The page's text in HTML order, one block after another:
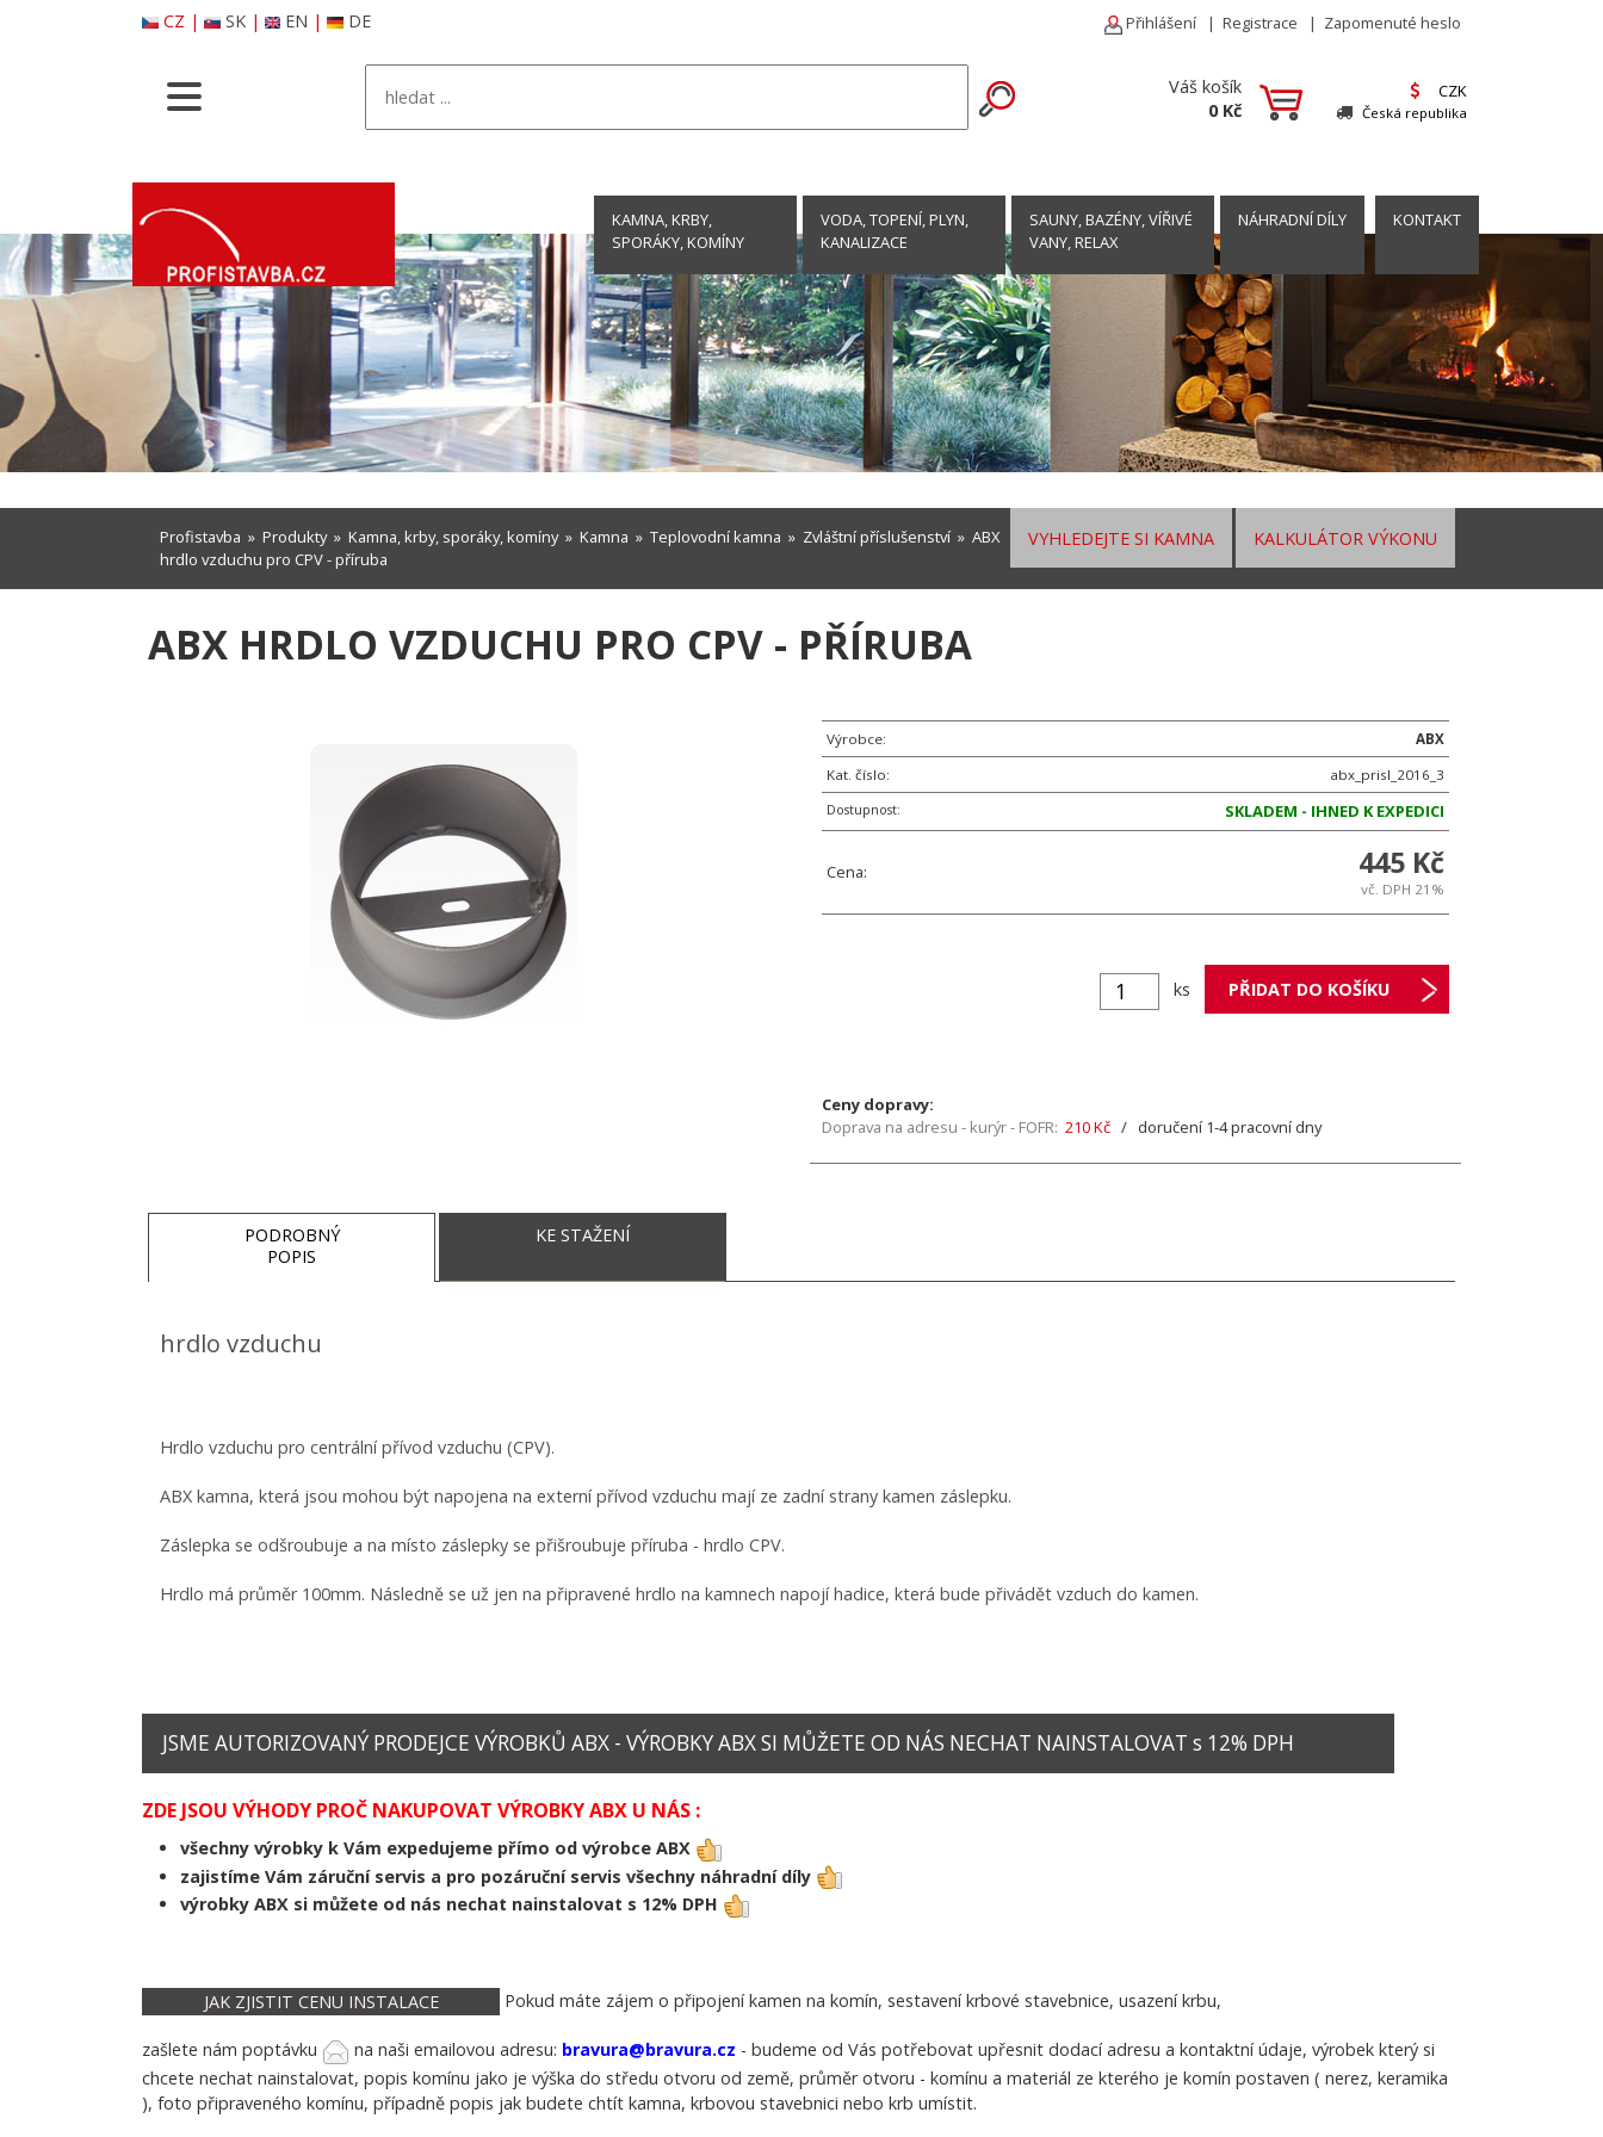
CZ | SK| EN | DE Přihlášení | Registrace | Zapomenuté heslo
Váš košík
0 Kč
CZK
Česká republika
KAMNA, KRBY,
SPORÁKY, KOMÍNY
VODA, TOPENÍ, PLYN,
KANALIZACE
SAUNY, BAZÉNY, VÍŘIVÉ
VANY, RELAX
NÁHRADNÍ DÍLY KONTAKT
KALKULÁTOR VÝKONU
VYHLEDEJTE SI KAMNA
Profistavba » Produkty» Kamna, krby, sporáky, komíny» Kamna » Teplovodní kamna » Zvláštní příslušenství » ABX
hrdlo vzduchu pro CPV - příruba
ABX HRDLO VZDUCHU PRO CPV - PŘÍRUBA
Výrobce:
ABX
Kat. číslo:
abx_prisl_2016_3
Dostupnost:
SKLADEM - IHNED K EXPEDICI
Cena: 445 Kč
vč. DPH 21%
ks
Ceny dopravy:
Doprava na adresu - kurýr - FOFR: 210 Kč / doručení 1-4 pracovní dny
PODROBNÝ
POPIS
KE STAŽENÍ
hrdlo vzduchu
Hrdlo vzduchu pro centrální přívod vzduchu (CPV).
ABX kamna, která jsou mohou být napojena na externí přívod vzduchu mají ze zadní strany kamen záslepku.
Záslepka se odšroubuje a na místo záslepky se přišroubuje příruba - hrdlo CPV.
Hrdlo má průměr 100mm. Následně se už jen na připravené hrdlo na kamnech napojí hadice, která bude přivádět vzduch do kamen.
JSME AUTORIZOVANÝ PRODEJCE VÝROBKŮ ABX - VÝROBKY ABX SI MŮŽETE OD NÁS NECHAT NAINSTALOVAT s 12% DPH
ZDE JSOU VÝHODY PROČ NAKUPOVAT VÝROBKY ABX U NÁS :
všechny výrobky k Vám expedujeme přímo od výrobce ABX
zajistíme Vám záruční servis a pro pozáruční servis všechny náhradní díly
výrobky ABX si můžete od nás nechat nainstalovat s 12% DPH
JAK ZJISTIT CENU INSTALACE Pokud máte zájem o připojení kamen na komín, sestavení krbové stavebnice, usazení krbu,
zašlete nám poptávku na naši emailovou adresu: bravura@bravura.cz - budeme od Vás potřebovat upřesnit dodací adresu a kontaktní údaje, výrobek který si
chcete nechat nainstalovat, popis komínu jako je výška do středu otvoru od země, průměr otvoru - komínu a materiál ze kterého je komín postaven ( nerez, keramika
), foto připraveného komínu, případně popis jak budete chtít kamna, krbovou stavebnici nebo krb umístit.